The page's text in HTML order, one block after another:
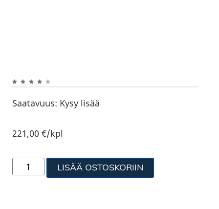
Saatavuus: Kysy lisää
221,00€/kpl
LISÄÄ OSTOSKORIIN